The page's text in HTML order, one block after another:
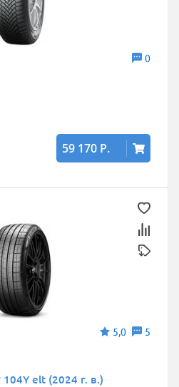
0
59 170 Р.
5,0
5
104Y elt (2024 г. в.)